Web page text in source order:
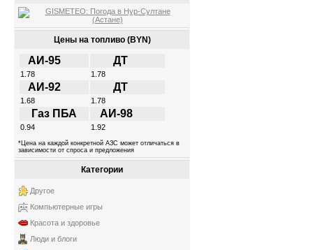
Цены на топливо (BYN)
АИ-95 ДТ
1.78 1.78
АИ-92 ДТ
1.68 1.78
Газ ПБА АИ-98
0.94 1.92
*Цена на каждой конкретной АЗС может отличаться в
зависимости от спроса и предложения
Категории
Другое
Компьютерные игры
Красота и здоровье
Люди и блоги